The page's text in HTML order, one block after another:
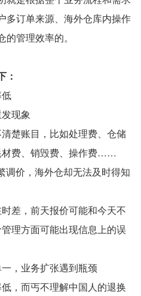
多订单来源、海外仓库内操作
管理效率的。
：
现象
楚账目，比如处理费、仓储
材费、销毁费、操作费……
调价，海外仓却无法及时得知
差，前天报价可能和今天不
理方面可能出现信息上的误
，业务扩张遇到瓶颈
，而丐不理解中国人的退换